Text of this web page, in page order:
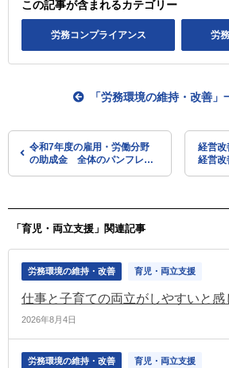
この記事が含まれるカテゴリー
労務コンプライアンス 労
令和7年度の雇用・労働分野
の助成金 全体のパンフレッ
「労務環境の維持・改善」
経営改
経営改
「育児・両立支援」関連記事
労務環境の維持・改善 育児・両立支援
2026年8月4日
労務環境の維持・改善 育児・両立支援